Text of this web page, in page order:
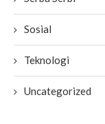
Sosial
Teknologi
Uncategorized